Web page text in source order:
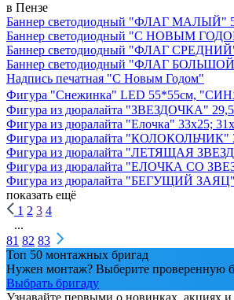
в Пензе
Баннер светодиодный "ФЛАГ МАЛЫЙ"
Баннер светодиодный "С НОВЫМ
Баннер светодиодный "ФЛАГ
Баннер светодиодный "ФЛАГ
Надпись печатная "С Новым Годом"
Фигура "Снежинка" LED 55*55см,
Фигура из дюралайта "ЗВЕЗДОЧКА"
Фигура из дюралайта "Елочка" 33х25;
Фигура из дюралайта "КОЛОКОЛЬЧИК"
Фигура из дюралайта "ЛЕТЯЩАЯ
Фигура из дюралайта "ЕЛОЧКА СО
Фигура из дюралайта "БЕГУЩИЙ ЗАЯЦ"
показать ещё
1 2 3 4
...
81 82 83
Топ 50 монтажных бригад
Нужен монтаж? Выберите проверенную
Выбрать бригаду
Узнавайте первыми о новинках, акциях